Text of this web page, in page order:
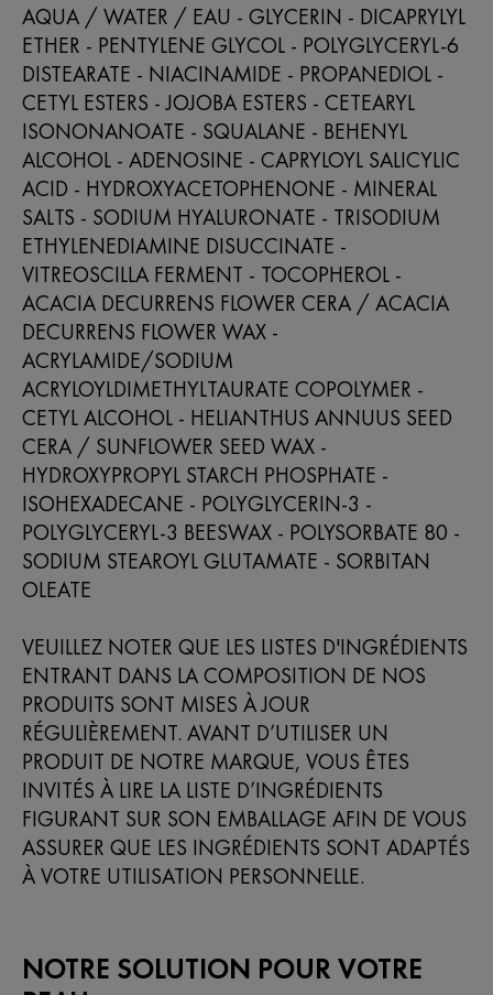
AQUA / WATER / EAU - GLYCERIN - DICAPRYLYL
ETHER - PENTYLENE GLYCOL - POLYGLYCERYL-6
DISTEARATE - NIACINAMIDE - PROPANEDIOL -
CETYL ESTERS - JOJOBA ESTERS - CETEARYL
ISONONANOATE - SQUALANE - BEHENYL
ALCOHOL - ADENOSINE - CAPRYLOYL SALICYLIC
ACID - HYDROXYACETOPHENONE - MINERAL
SALTS - SODIUM HYALURONATE - TRISODIUM
ETHYLENEDIAMINE DISUCCINATE -
VITREOSCILLA FERMENT - TOCOPHEROL -
ACACIA DECURRENS FLOWER CERA / ACACIA
DECURRENS FLOWER WAX -
ACRYLAMIDE/SODIUM
ACRYLOYLDIMETHYLTAURATE COPOLYMER -
CETYL ALCOHOL - HELIANTHUS ANNUUS SEED
CERA / SUNFLOWER SEED WAX -
HYDROXYPROPYL STARCH PHOSPHATE -
ISOHEXADECANE - POLYGLYCERIN-3 -
POLYGLYCERYL-3 BEESWAX - POLYSORBATE 80 -
SODIUM STEAROYL GLUTAMATE - SORBITAN
OLEATE
VEUILLEZ NOTER QUE LES LISTES D'INGRÉDIENTS
ENTRANT DANS LA COMPOSITION DE NOS
PRODUITS SONT MISES À JOUR
RÉGULIÈREMENT. AVANT D’UTILISER UN
PRODUIT DE NOTRE MARQUE, VOUS ÊTES
INVITÉS À LIRE LA LISTE D’INGRÉDIENTS
FIGURANT SUR SON EMBALLAGE AFIN DE VOUS
ASSURER QUE LES INGRÉDIENTS SONT ADAPTÉS
À VOTRE UTILISATION PERSONNELLE.
NOTRE SOLUTION POUR VOTRE